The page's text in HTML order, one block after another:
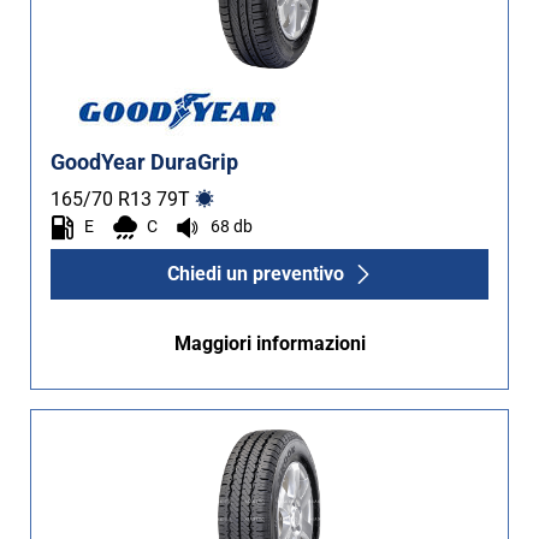
GoodYear DuraGrip
165/70 R13 79T
E C 68 db
Chiedi un preventivo
Maggiori informazioni